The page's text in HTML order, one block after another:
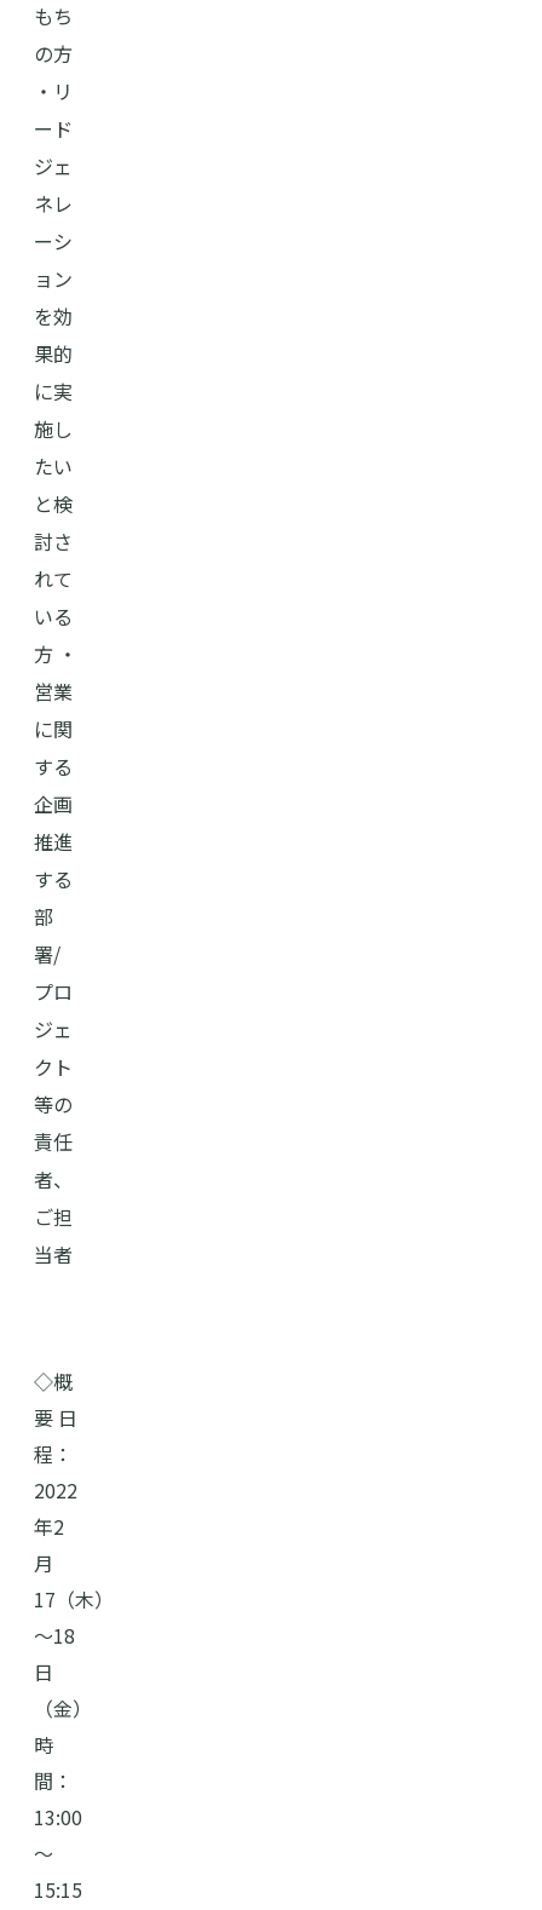
もち
の方
・リ
ード
ジェ
ネレ
ーシ
ョン
を効
果的
に実
施し
たい
と検
討さ
れて
いる
方 ・
営業
に関
する
企画
推進
する
部
署/
プロ
ジェ
クト
等の
責任
者、
ご担
当者
◇概
要 日
程：
2022
年2
月
17（木）
～18
日
（金）
時
間：
13:00
～
15:15